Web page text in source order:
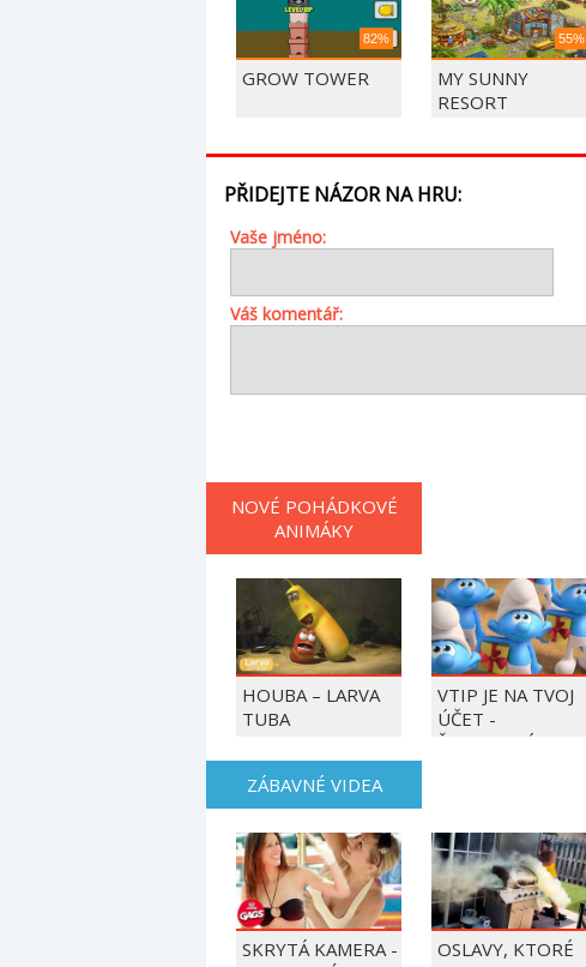
82%
GROW TOWER
55%
MY SUNNY
RESORT
PŘIDEJTE NÁZOR NA HRU:
Vaše jméno:
Váš komentář:
NOVÉ POHÁDKOVÉ
ANIMÁKY
HOUBA – LARVA
TUBA
VTIP JE NA TVOJ
ÚČET -
ŠMOULOVÉ
ZÁBAVNÉ VIDEA
SKRYTÁ KAMERA -
OSLAVY, KTORÉ